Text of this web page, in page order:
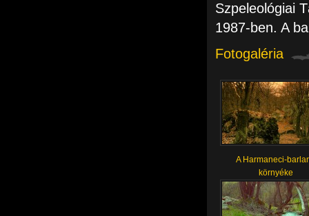
Szpeleológiai
1987-ben. A
Fotogaléria
A Harmaneci-
környéke